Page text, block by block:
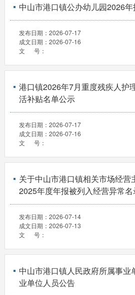
中山市港口镇公办幼儿园2026
发布日期： 2026-07-17
成文日期： 2026-07-16
文 号：
港口镇2026年7月重度残疾人护
活补贴名单公示
发布日期： 2026-07-17
成文日期： 2026-07-16
文 号：
关于中山市港口镇相关市场经营
2025年度年报被列入经营异常
发布日期： 2026-07-14
成文日期： 2026-07-13
文 号：
中山市港口镇人民政府所属事
业单位人员公告